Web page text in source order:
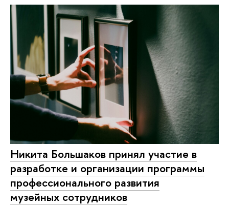
Никита Большаков принял участие в
разработке и организации программы
профессионального развития
музейных сотрудников